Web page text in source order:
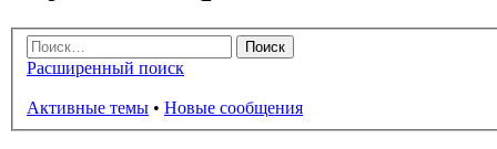
Расширенный поиск
Активные темы • Новые сообщения